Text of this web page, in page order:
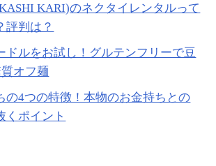
KARI)のネクタイレンタルって
評判は？
ドルをお試し！グルテンフリーで豆
オフ麺
の4つの特徴！本物のお金持ちとの
くポイント